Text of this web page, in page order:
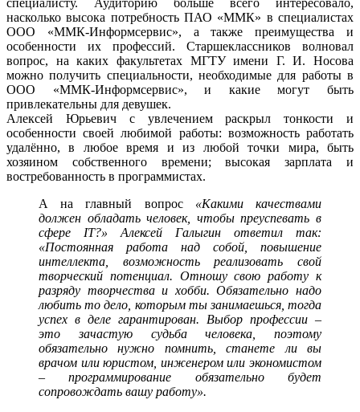
насколько высока потребность ПАО «ММК» в специалистах
ООО «ММК-Информсервис», а также преимущества и
особенности их профессий. Старшеклассников волновал
вопрос, на каких факультетах МГТУ имени Г. И. Носова
можно получить специальности, необходимые для работы в
ООО «ММК-Информсервис», и какие могут быть
привлекательны для девушек.
Алексей Юрьевич с увлечением раскрыл тонкости и
особенности своей любимой работы: возможность работать
удалённо, в любое время и из любой точки мира, быть
хозяином собственного времени; высокая зарплата и
востребованность в программистах.
А на главный вопрос «Какими качествами
должен обладать человек, чтобы преуспевать в
сфере IT?» Алексей Галыгин ответил так:
«Постоянная работа над собой, повышение
интеллекта, возможность реализовать свой
творческий потенциал. Отношу свою работу к
разряду творчества и хобби. Обязательно надо
любить то дело, которым ты занимаешься, тогда
успех в деле гарантирован. Выбор профессии –
это зачастую судьба человека, поэтому
обязательно нужно помнить, станете ли вы
врачом или юристом, инженером или экономистом
– программирование обязательно будет
сопровождать вашу работу».